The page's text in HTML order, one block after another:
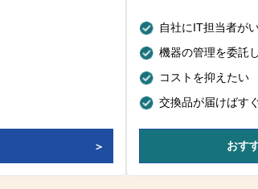
自社にIT担当者が
機器の管理を委託
コストを抑えたい
交換品が届けばす
おす